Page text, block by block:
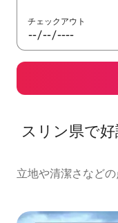
チェックアウト
スリン県で
立地や清潔さなど